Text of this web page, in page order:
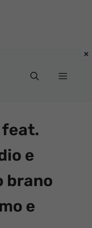
Menu
feat.
e
brano
e